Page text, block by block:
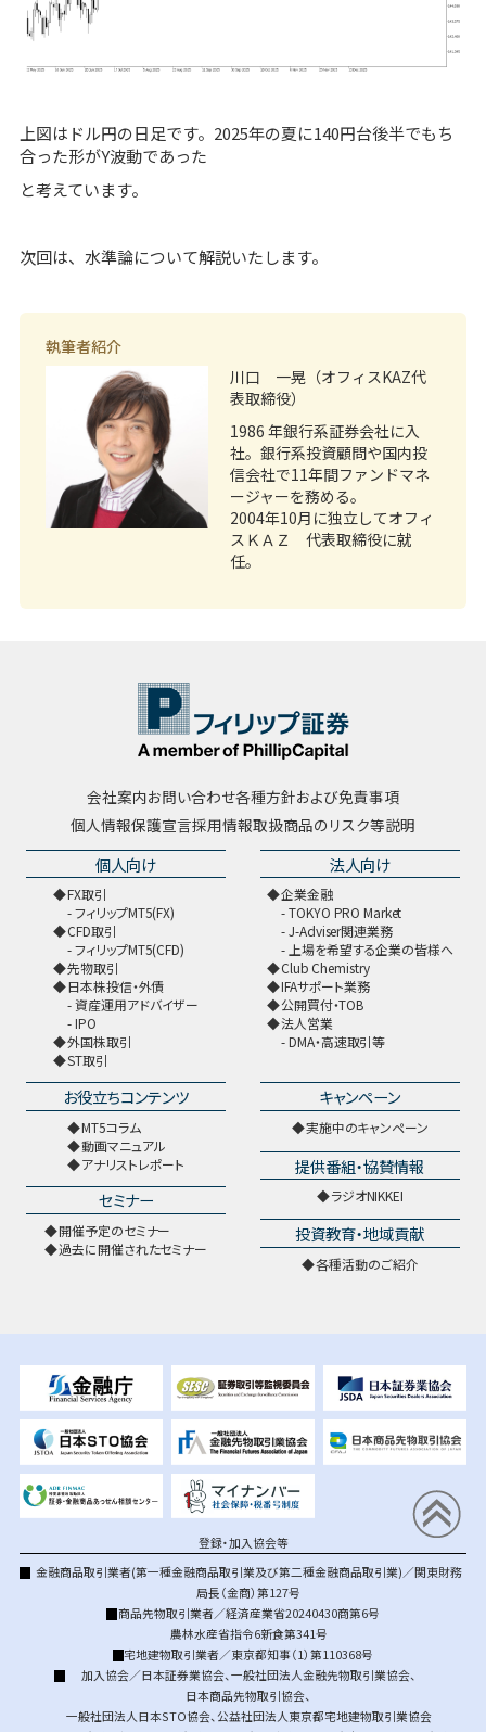
上図はドル円の日足です。2025年の夏に140円台後半でもち
合った形がY波動であった
と考えています。
次回は、水準論について解説いたします。
執筆者紹介
川口 一晃（オフィスKAZ代
表取締役）
1986 年銀行系証券会社に入
社。銀行系投資顧問や国内投
信会社で11年間ファンドマネ
ージャーを務める。
2004年10月に独立してオフィ
スＫＡＺ 代表取締役に就
任。
会社案内お問い合わせ各種方針および免責事項
個人情報保護宣言採用情報取扱商品のリスク等説明
個人向け
FX取引
フィリップMT5(FX)
CFD取引
フィリップMT5(CFD)
先物取引
日本株投信・外債
資産運用アドバイザー
IPO
外国株取引
ST取引
法人向け
企業金融
TOKYO PRO Market
J-Adviser関連業務
上場を希望する企業の皆様へ
Club Chemistry
IFAサポート業務
公開買付・TOB
法人営業
DMA・高速取引等
お役立ちコンテンツ
MT5コラム
動画マニュアル
アナリストレポート
セミナー
開催予定のセミナー
過去に開催されたセミナー
キャンペーン
実施中のキャンペーン
提供番組・協賛情報
ラジオNIKKEI
投資教育・地域貢献
各種活動のご紹介
登録・加入協会等
金融商品取引業者(第一種金融商品取引業及び第二種金融商品取引業)／関東財務
局長（金商）第127号
商品先物取引業者／経済産業省20240430商第6号
農林水産省指令6新食第341号
宅地建物取引業者／東京都知事（1）第110368号
加入協会／日本証券業協会、一般社団法人金融先物取引業協会、
日本商品先物取引協会、
一般社団法人日本STO協会、公益社団法人東京都宅地建物取引業協会